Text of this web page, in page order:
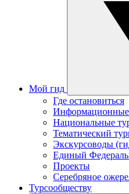
Мой гид
Где остановиться
Национальные
Тематический
Экскурсоводы
Единый
Проекты
Серебряное
Турсообществу